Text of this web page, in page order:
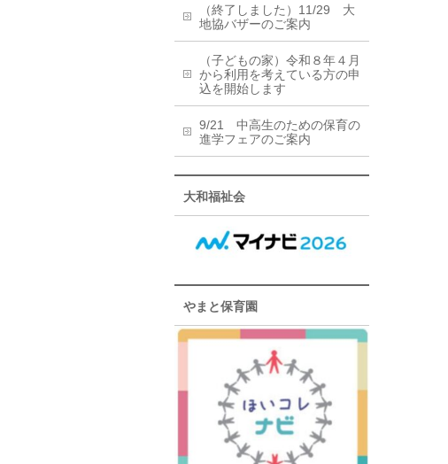
（終了しました）11/29 大
地協バザーのご案内
（子どもの家）令和８年４月
から利用を考えている方の申
込を開始します
9/21 中高生のための保育の
進学フェアのご案内
大和福祉会
やまと保育園